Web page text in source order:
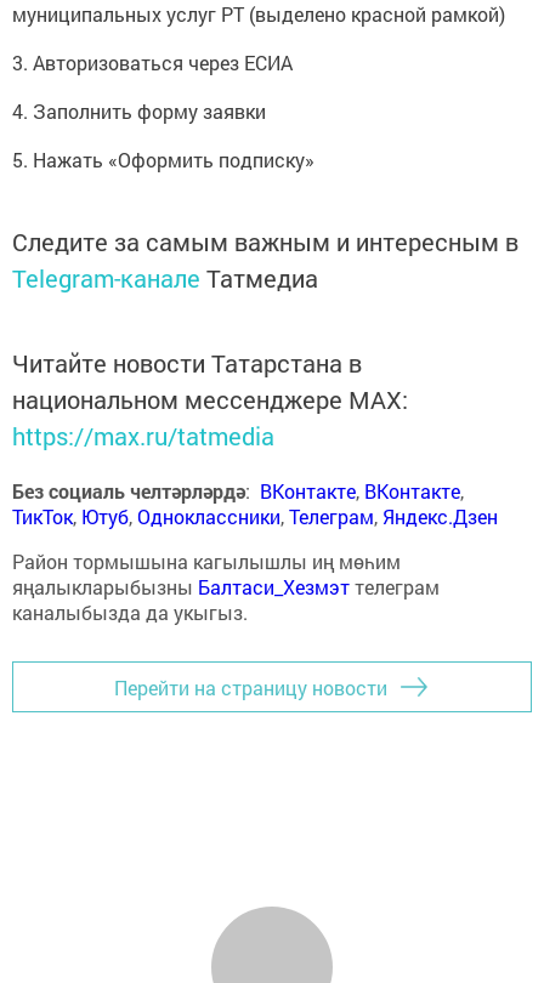
муниципальных услуг РТ (выделено красной рамкой)
3. Авторизоваться через ЕСИА
4. Заполнить форму заявки
5. Нажать «Оформить подписку»
Следите за самым важным и интересным в
Telegram-канале Татмедиа
Читайте новости Татарстана в
национальном мессенджере MАХ:
https://max.ru/tatmedia
Без социаль челтәрләрдә: ВКонтакте, ВКонтакте,
ТикТок, Ютуб,Одноклассники,Телеграм, Яндекс.Дзен
Район тормышына кагылышлы иң мөһим
яңалыкларыбызны Балтаси_Хезмэттелеграм
каналыбызда да укыгыз.
Перейти на страницу новости